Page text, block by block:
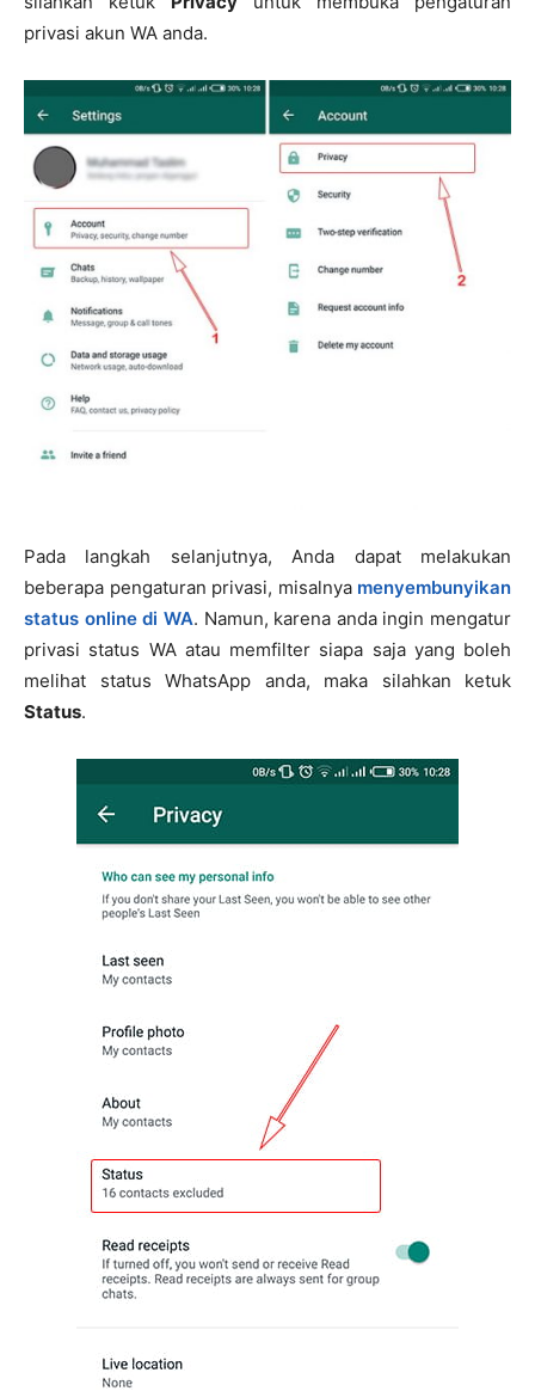
privasi akun WA anda.
Pada langkah selanjutnya, Anda dapat melakukan
beberapa pengaturan privasi, misalnya menyembunyikan
status online di WA. Namun, karena anda ingin mengatur
privasi status WA atau memfilter siapa saja yang boleh
melihat status WhatsApp anda, maka silahkan ketuk
Status.